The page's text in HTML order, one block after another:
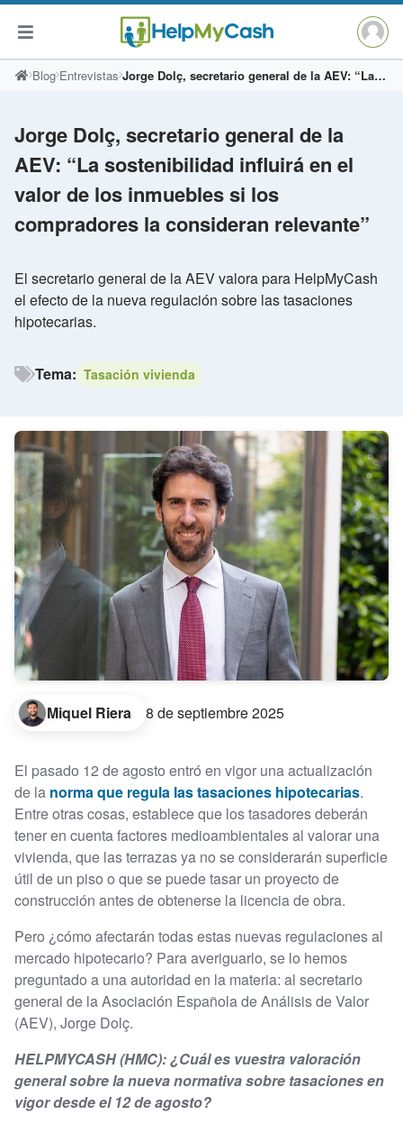
SaltarBlog Entrevistas Jorge Dolç, secretario general de la AEV: “La sostenibilidad influirá en el valor de los inmuebles si los compradores la consideran relevante”
Jorge Dolç, secretario general de la
AEV: “La sostenibilidad influirá en el
valor de los inmuebles si los
compradores la consideran relevante”
El secretario general de la AEV valora para HelpMyCash
el efecto de la nueva regulación sobre las tasaciones
hipotecarias.
Tema: Tasación vivienda
Miquel Riera 8 de septiembre 2025
El pasado 12 de agosto entró en vigor una actualización
de la norma que regula las tasaciones hipotecarias.
Entre otras cosas, establece que los tasadores deberán
tener en cuenta factores medioambientales al valorar una
vivienda, que las terrazas ya no se considerarán superficie
útil de un piso o que se puede tasar un proyecto de
construcción antes de obtenerse la licencia de obra.
Pero ¿cómo afectarán todas estas nuevas regulaciones al
mercado hipotecario? Para averiguarlo, se lo hemos
preguntado a una autoridad en la materia: al secretario
general de la Asociación Española de Análisis de Valor
(AEV), Jorge Dolç.
HELPMYCASH (HMC): ¿Cuál es vuestra valoración
general sobre la nueva normativa sobre tasaciones en
vigor desde el 12 de agosto?